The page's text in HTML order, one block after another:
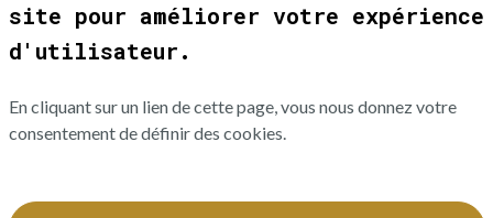
site pour améliorer votre expérience
d'utilisateur.
En cliquant sur un lien de cette page, vous nous donnez votre
consentement de définir des cookies.